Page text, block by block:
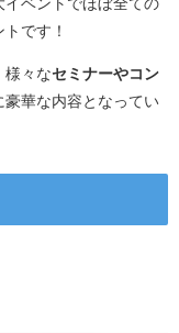
イベントでほぼ全ての
です！
様々なセミナーやコン
豪華な内容となってい